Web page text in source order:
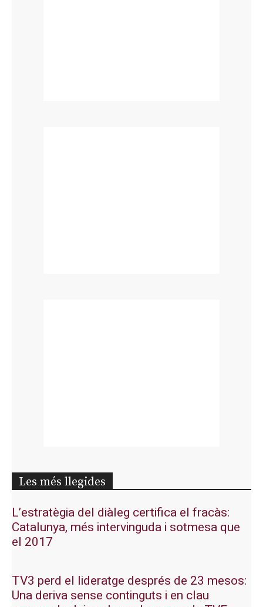
Les més llegides
L’estratègia del diàleg certifica el fracàs:
Catalunya, més intervinguda i sotmesa que
el 2017
TV3 perd el lideratge després de 23 mesos:
Una deriva sense continguts i en clau